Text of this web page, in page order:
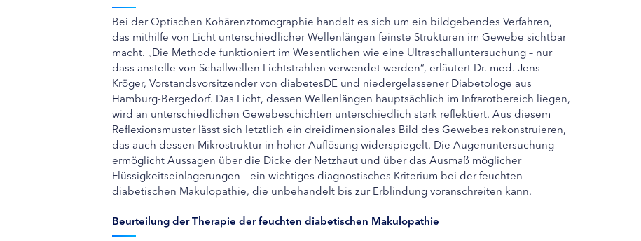
Bei der Optischen Kohärenztomographie handelt es sich um ein bildgebendes Verfahren,
das mithilfe von Licht unterschiedlicher Wellenlängen feinste Strukturen im Gewebe sichtbar
macht. „Die Methode funktioniert im Wesentlichen wie eine Ultraschalluntersuchung – nur
dass anstelle von Schallwellen Lichtstrahlen verwendet werden“, erläutert Dr. med. Jens
Kröger, Vorstandsvorsitzender von diabetesDE und niedergelassener Diabetologe aus
Hamburg-Bergedorf. Das Licht, dessen Wellenlängen hauptsächlich im Infrarotbereich liegen,
wird an unterschiedlichen Gewebeschichten unterschiedlich stark reflektiert. Aus diesem
Reflexionsmuster lässt sich letztlich ein dreidimensionales Bild des Gewebes rekonstruieren,
das auch dessen Mikrostruktur in hoher Auflösung widerspiegelt. Die Augenuntersuchung
ermöglicht Aussagen über die Dicke der Netzhaut und über das Ausmaß möglicher
Flüssigkeitseinlagerungen – ein wichtiges diagnostisches Kriterium bei der feuchten
diabetischen Makulopathie, die unbehandelt bis zur Erblindung voranschreiten kann.
Beurteilung der Therapie der feuchten diabetischen Makulopathie